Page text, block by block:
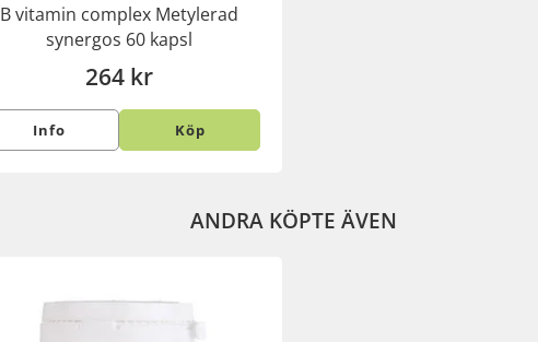
B vitamin complex Metylerad
synergos 60 kapsl
264 kr
Info Köp
ANDRA KÖPTE ÄVEN